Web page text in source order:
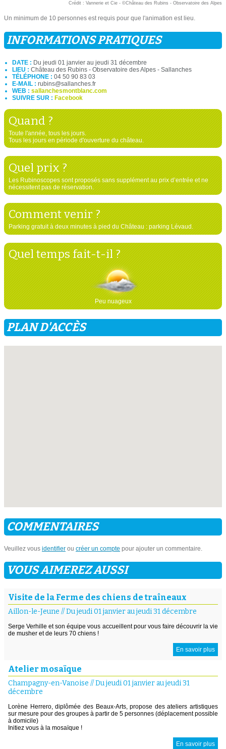
Crédit : Vannerie et Cie - ©Château des Rubins - Observatoire des Alpes
Un minimum de 10 personnes est requis pour que l'animation est lieu.
INFORMATIONS PRATIQUES
DATE : Du jeudi 01 janvier au jeudi 31 décembre
LIEU : Château des Rubins - Observatoire des Alpes - Sallanches
TÉLÉPHONE : 04 50 90 83 03
E-MAIL : rubins@sallanches.fr
WEB : sallanchesmontblanc.com
SUIVRE SUR : Facebook
Quand ?
Toute l'année, tous les jours.
Tous les jours en période d'ouverture du château.
Quel prix ?
Les Rubinoscopes sont proposés sans supplément au prix d’entrée et ne
nécessitent pas de réservation.
Comment venir ?
Parking gratuit à deux minutes à pied du Château : parking Lévaud.
Quel temps fait-t-il ?
Peu nuageux
PLAN D'ACCÈS
COMMENTAIRES
Veuillez vous identifier ou créer un compte pour ajouter un commentaire.
VOUS AIMEREZ AUSSI
Visite de la Ferme des chiens de traîneaux
Aillon-le-Jeune //Du jeudi 01 janvier au jeudi 31 décembre
Serge Verhille et son équipe vous accueillent pour vous faire découvrir la vie
de musher et de leurs 70 chiens !
En savoir plus
Atelier mosaïque
Champagny-en-Vanoise //Du jeudi 01 janvier au jeudi 31
décembre
Lorène Herrero, diplômée des Beaux-Arts, propose des ateliers artistiques
sur mesure pour des groupes à partir de 5 personnes (déplacement possible
à domicile)
Initiez vous à la mosaïque !
En savoir plus